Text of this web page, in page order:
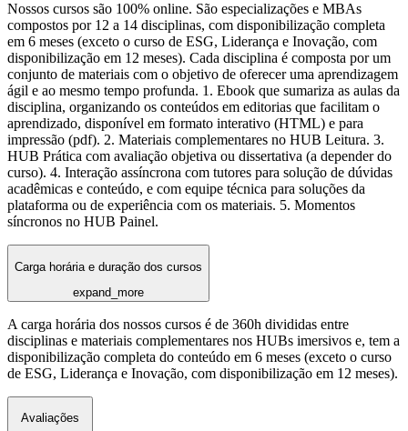
Nossos cursos são 100% online. São especializações e MBAs
compostos por 12 a 14 disciplinas, com disponibilização completa
em 6 meses (exceto o curso de ESG, Liderança e Inovação, com
disponibilização em 12 meses). Cada disciplina é composta por um
conjunto de materiais com o objetivo de oferecer uma aprendizagem
ágil e ao mesmo tempo profunda. 1. Ebook que sumariza as aulas da
disciplina, organizando os conteúdos em editorias que facilitam o
aprendizado, disponível em formato interativo (HTML) e para
impressão (pdf). 2. Materiais complementares no HUB Leitura. 3.
HUB Prática com avaliação objetiva ou dissertativa (a depender do
curso). 4. Interação assíncrona com tutores para solução de dúvidas
acadêmicas e conteúdo, e com equipe técnica para soluções da
plataforma ou de experiência com os materiais. 5. Momentos
síncronos no HUB Painel.
Carga horária e duração dos cursos
expand_more
A carga horária dos nossos cursos é de 360h divididas entre
disciplinas e materiais complementares nos HUBs imersivos e, tem a
disponibilização completa do conteúdo em 6 meses (exceto o curso
de ESG, Liderança e Inovação, com disponibilização em 12 meses).
Avaliações